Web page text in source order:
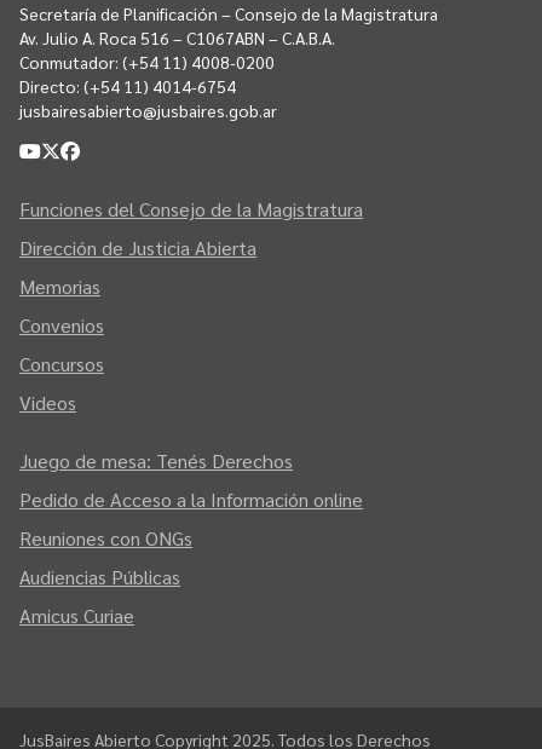
Secretaría de Planificación – Consejo de la Magistratura
Av. Julio A. Roca 516 – C1067ABN – C.A.B.A.
Conmutador: (+54 11) 4008-0200
Directo: (+54 11) 4014-6754
jusbairesabierto@jusbaires.gob.ar
Funciones del Consejo de la Magistratura
Dirección de Justicia Abierta
Memorias
Convenios
Concursos
Videos
Juego de mesa: Tenés Derechos
Pedido de Acceso a la Información online
Reuniones con ONGs
Audiencias Públicas
Amicus Curiae
JusBaires Abierto Copyright 2025. Todos los Derechos